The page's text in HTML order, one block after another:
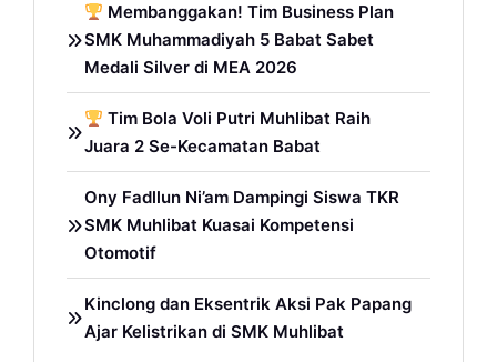
Membanggakan! Tim Business Plan
SMK Muhammadiyah 5 Babat Sabet
Medali Silver di MEA 2026
Tim Bola Voli Putri Muhlibat Raih
Juara 2 Se-Kecamatan Babat
Ony Fadllun Ni’am Dampingi Siswa TKR
SMK Muhlibat Kuasai Kompetensi
Otomotif
Kinclong dan Eksentrik Aksi Pak Papang
Ajar Kelistrikan di SMK Muhlibat